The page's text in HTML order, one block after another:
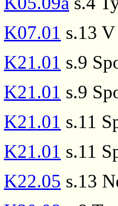
K07.01 s.13
K21.01 s.9
K21.01 s.9
K21.01 s.11
K21.01 s.11
K22.05 s.13